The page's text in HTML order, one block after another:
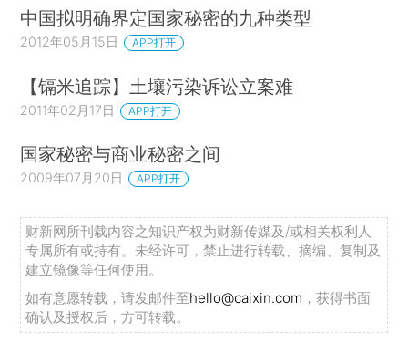
中国拟明确界定国家秘密的九种类型
2012年05月15日 APP打开
【镉米追踪】土壤污染诉讼立案难
2011年02月17日 APP打开
国家秘密与商业秘密之间
2009年07月20日 APP打开
财新网所刊载内容之知识产权为财新传媒及/或相关权利人
专属所有或持有。未经许可，禁止进行转载、摘编、复制及
建立镜像等任何使用。
如有意愿转载，请发邮件至hello@caixin.com ，获得书面
确认及授权后，方可转载。